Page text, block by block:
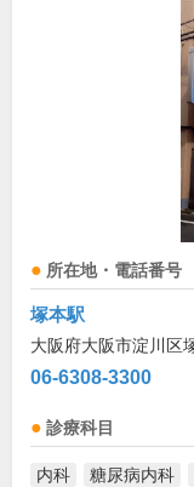
所在地・電話番号
塚本駅
大阪府大阪市淀川区
06-6308-3300
診療科目
内科 糖尿病内科